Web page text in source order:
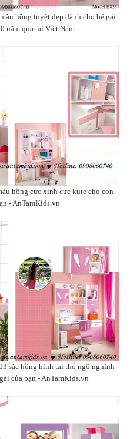
hồng tuyệt đẹp dành cho bé gái
năm qua tại Việt Nam
hồng cực xinh cực kute cho con
- AnTamKids.vn
sắc hồng hình tai thỏ ngộ nghĩnh
của bạn - AnTamKids.vn